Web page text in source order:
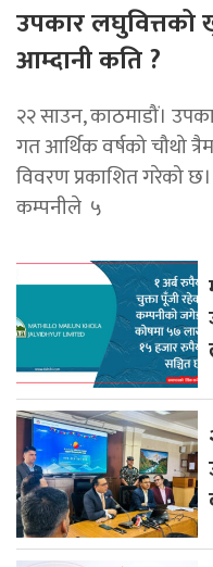
उपकार लघुवित्तको
आम्दानी कति ?
२२ साउन, काठमाडौं।
गत आर्थिक वर्षको चौथो
विवरण प्रकाशित गरेको
कम्पनीले ५